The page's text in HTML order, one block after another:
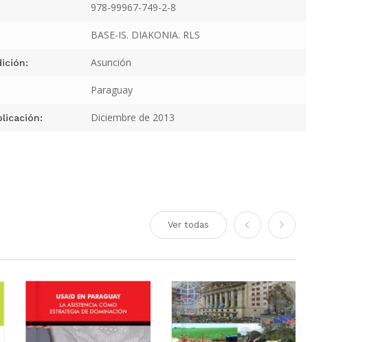
978-99967-749-2-8
BASE-IS. DIAKONIA. RLS
Asunción
Paraguay
Diciembre de 2013
Ver todas